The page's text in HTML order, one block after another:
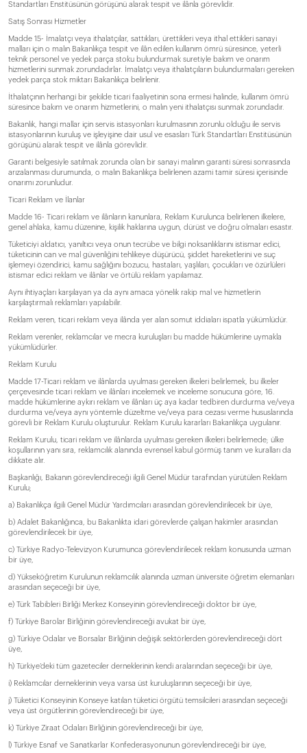
Standartları Enstitüsünün görüşünü alarak tespit ve ilânla görevlidir.
Satış Sonrası Hizmetler
Madde 15- İmalatçı veya ithalatçılar, sattıkları, ürettikleri veya ithal ettikleri sanayi
malları için o malın Bakanlıkça tespit ve ilân edilen kullanım ömrü süresince, yeterli
teknik personel ve yedek parça stoku bulundurmak suretiyle bakım ve onarım
hizmetlerini sunmak zorundadırlar. İmalatçı veya ithalatçıların bulundurmaları gereken
yedek parça stok miktarı Bakanlıkça belirlenir.
İthalatçının herhangi bir şekilde ticari faaliyetinin sona ermesi halinde, kullanım ömrü
süresince bakım ve onarım hizmetlerini, o malın yeni ithalatçısı sunmak zorundadır.
Bakanlık, hangi mallar için servis istasyonları kurulmasının zorunlu olduğu ile servis
istasyonlarının kuruluş ve işleyişine dair usul ve esasları Türk Standartları Enstitüsünün
görüşünü alarak tespit ve ilânla görevlidir.
Garanti belgesiyle satılmak zorunda olan bir sanayi malının garanti süresi sonrasında
arızalanması durumunda, o malın Bakanlıkça belirlenen azami tamir süresi içerisinde
onarımı zorunludur.
Ticari Reklam ve İlanlar
Madde 16- Ticari reklam ve ilânların kanunlara, Reklam Kurulunca belirlenen ilkelere,
genel ahlaka, kamu düzenine, kişilik haklarına uygun, dürüst ve doğru olmaları esastır.
Tüketiciyi aldatıcı, yanıltıcı veya onun tecrübe ve bilgi noksanlıklarını istismar edici,
tüketicinin can ve mal güvenliğini tehlikeye düşürücü, şiddet hareketlerini ve suç
işlemeyi özendirici, kamu sağlığını bozucu, hastaları, yaşlıları, çocukları ve özürlüleri
istismar edici reklam ve ilânlar ve örtülü reklam yapılamaz.
Aynı ihtiyaçları karşılayan ya da aynı amaca yönelik rakip mal ve hizmetlerin
karşılaştırmalı reklamları yapılabilir.
Reklam veren, ticari reklam veya ilânda yer alan somut iddiaları ispatla yükümlüdür.
Reklam verenler, reklamcılar ve mecra kuruluşları bu madde hükümlerine uymakla
yükümlüdürler.
Reklam Kurulu
Madde 17-Ticari reklam ve ilânlarda uyulması gereken ilkeleri belirlemek, bu ilkeler
çerçevesinde ticari reklam ve ilânları incelemek ve inceleme sonucuna göre, 16.
madde hükümlerine aykırı reklam ve ilânları üç aya kadar tedbiren durdurma ve/veya
durdurma ve/veya aynı yöntemle düzeltme ve/veya para cezası verme hususlarında
görevli bir Reklam Kurulu oluşturulur. Reklam Kurulu kararları Bakanlıkça uygulanır.
Reklam Kurulu, ticari reklam ve ilânlarda uyulması gereken ilkeleri belirlemede; ülke
koşullarının yanı sıra, reklamcılık alanında evrensel kabul görmüş tanım ve kuralları da
dikkate alır.
Başkanlığı, Bakanın görevlendireceği ilgili Genel Müdür tarafından yürütülen Reklam
Kurulu;
a) Bakanlıkça ilgili Genel Müdür Yardımcıları arasından görevlendirilecek bir üye,
b) Adalet Bakanlığınca, bu Bakanlıkta idari görevlerde çalışan hakimler arasından
görevlendirilecek bir üye,
c) Türkiye Radyo-Televizyon Kurumunca görevlendirilecek reklam konusunda uzman
bir üye,
d) Yükseköğretim Kurulunun reklamcılık alanında uzman üniversite öğretim elemanları
arasından seçeceği bir üye,
e) Türk Tabibleri Birliği Merkez Konseyinin görevlendireceği doktor bir üye,
f) Türkiye Barolar Birliğinin görevlendireceği avukat bir üye,
g) Türkiye Odalar ve Borsalar Birliğinin değişik sektörlerden görevlendireceği dört
üye,
h) Türkiye’deki tüm gazeteciler derneklerinin kendi aralarından seçeceği bir üye,
i) Reklamcılar derneklerinin veya varsa üst kuruluşlarının seçeceği bir üye,
j) Tüketici Konseyinin Konseye katılan tüketici örgütü temsilcileri arasından seçeceği
veya üst örgütlerinin görevlendireceği bir üye,
k) Türkiye Ziraat Odaları Birliğinin görevlendireceği bir üye,
l) Türkiye Esnaf ve Sanatkarlar Konfederasyonunun görevlendireceği bir üye,